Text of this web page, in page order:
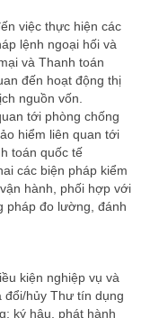
việc thực hiện các
lệnh ngoại hối và
và Thanh toán
đến hoạt động thị
nguồn vốn.
tới phòng chống
hiểm liên quan tới
toán quốc tế
các biện pháp kiểm
hành, phối hợp với
pháp đo lường, đánh
kiện nghiệp vụ và
đổi/hủy Thư tín dụng
ký hậu, phát hành